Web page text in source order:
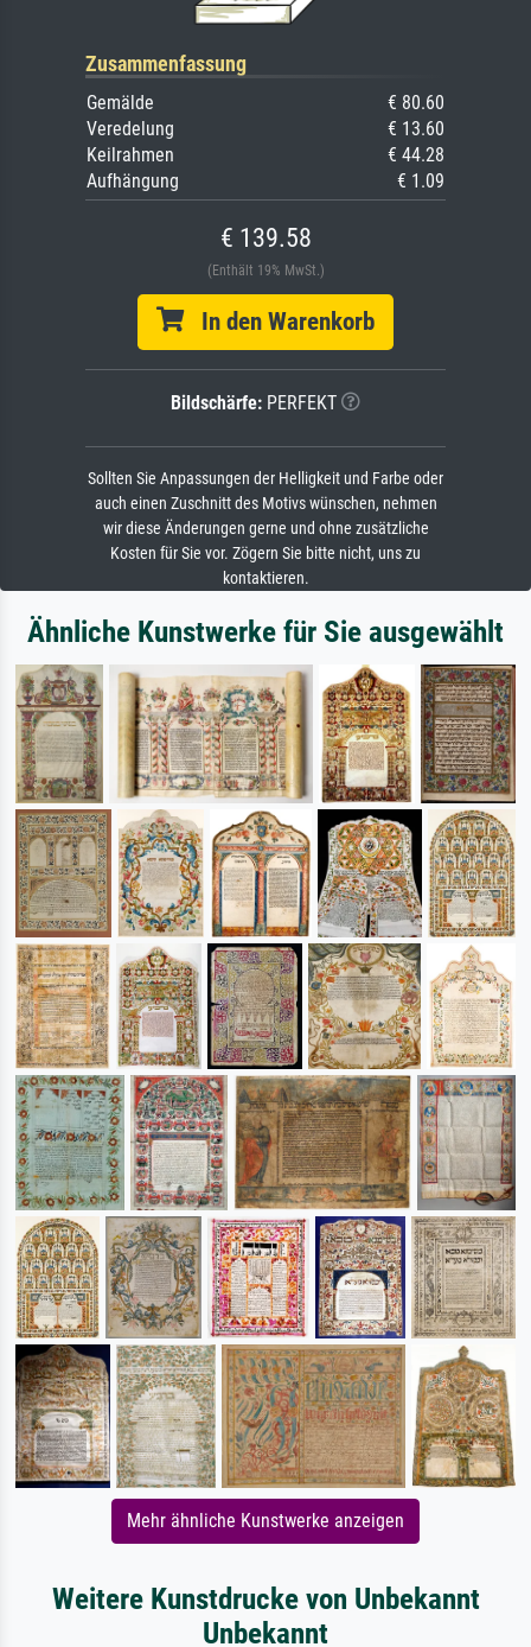
Zusammenfassung
Gemälde
€ 80.60
Veredelung
€ 13.60
Keilrahmen
€ 44.28
Aufhängung
€ 1.09
€ 139.58
(Enthält 19% MwSt.)
In den Warenkorb
Bildschärfe: PERFEKT
Sollten Sie Anpassungen der Helligkeit und Farbe oder
auch einen Zuschnitt des Motivs wünschen, nehmen
wir diese Änderungen gerne und ohne zusätzliche
Kosten für Sie vor. Zögern Sie bitte nicht, uns zu
kontaktieren.
Ähnliche Kunstwerke für Sie ausgewählt
Mehr ähnliche Kunstwerke anzeigen
Weitere Kunstdrucke von Unbekannt
Unbekannt